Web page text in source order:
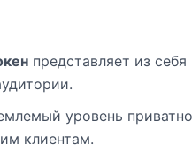
представляет из
уровень
клиентам.